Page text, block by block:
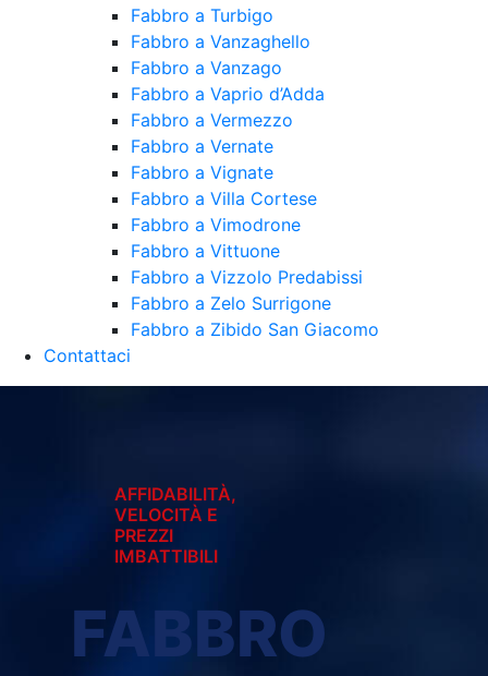
Fabbro a Turbigo
Fabbro a Vanzaghello
Fabbro a Vanzago
Fabbro a Vaprio d’Adda
Fabbro a Vermezzo
Fabbro a Vernate
Fabbro a Vignate
Fabbro a Villa Cortese
Fabbro a Vimodrone
Fabbro a Vittuone
Fabbro a Vizzolo Predabissi
Fabbro a Zelo Surrigone
Fabbro a Zibido San Giacomo
Contattaci
AFFIDABILITÀ,
VELOCITÀ E
PREZZI
IMBATTIBILI
FABBRO